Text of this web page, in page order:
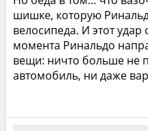
шишке, которую
велосипеда. И этот
момента Ринальдо
вещи: ничто больше не
автомобиль, ни даже